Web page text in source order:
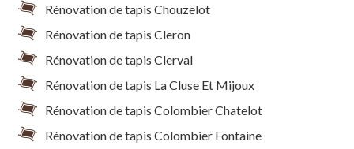
Rénovation de tapis Chouzelot
Rénovation de tapis Cleron
Rénovation de tapis Clerval
Rénovation de tapis La Cluse Et Mijoux
Rénovation de tapis Colombier Chatelot
Rénovation de tapis Colombier Fontaine